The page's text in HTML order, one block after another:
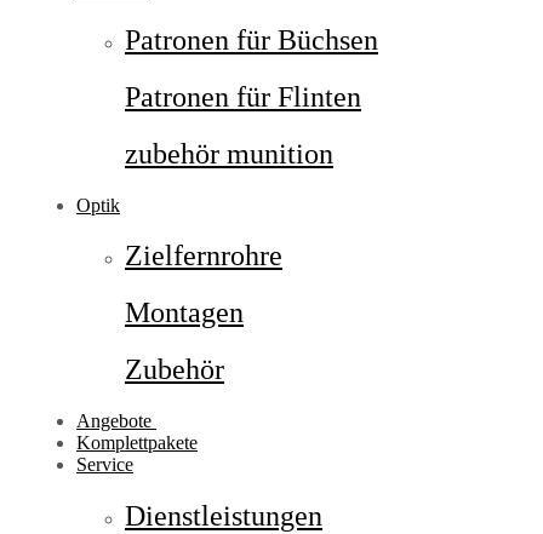
Patronen für Büchsen
Patronen für Flinten
zubehör munition
Optik
Zielfernrohre
Montagen
Zubehör
Angebote
Komplettpakete
Service
Dienstleistungen